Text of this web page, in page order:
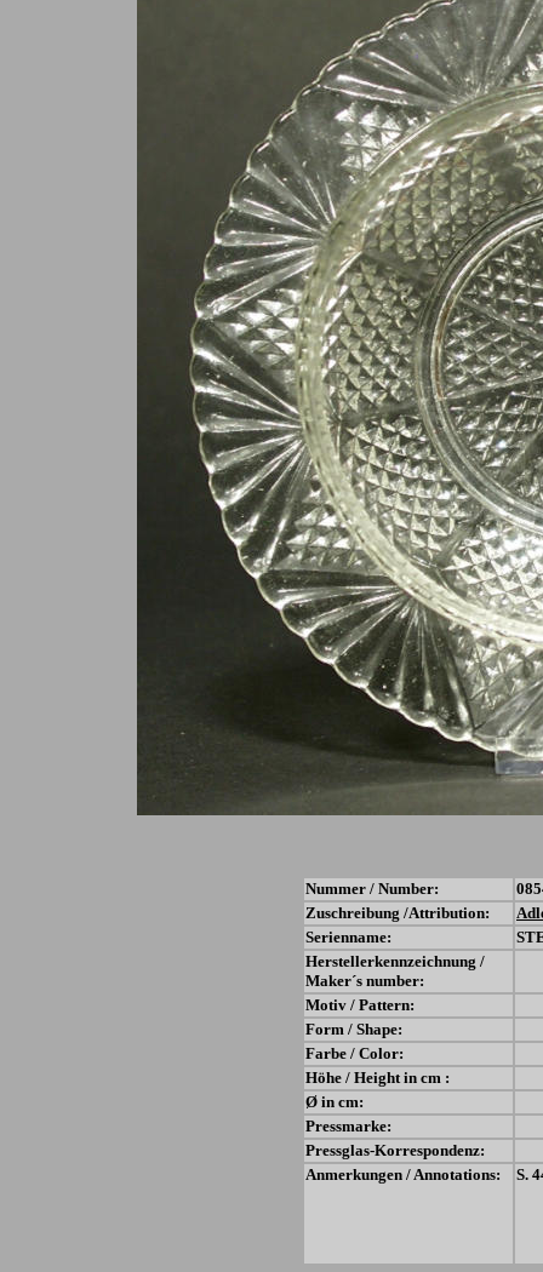
Nummer / Number:
Zuschreibung /Attribution:
Serienname:
Herstellerkennzeichnung /
Maker´s number:
Motiv / Pattern:
Form / Shape:
Farbe / Color:
Höhe / Height in cm :
Ø in cm:
Pressmarke:
Pressglas-Korrespondenz:
Anmerkungen / Annotations:
S.